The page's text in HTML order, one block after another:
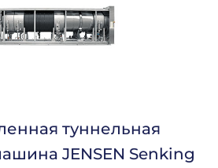
туннельная
JENSEN Senking